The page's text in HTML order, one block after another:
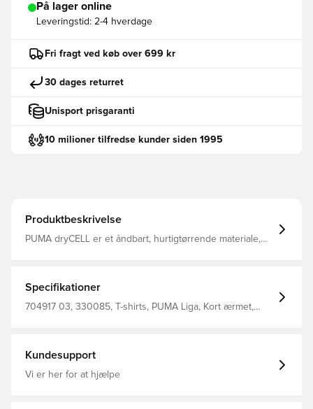
På lager online
Leveringstid: 2-4 hverdage
Fri fragt ved køb over 699 kr
30 dages returret
Unisport prisgaranti
10 milioner tilfredse kunder siden 1995
Produktbeskrivelse
PUMA dryCELL er et åndbart, hurtigtørrende materiale,
fit Fremstillet i 100% polyester.
Specifikationer
704917 03, 330085, T-shirts, PUMA Liga, Kort ærmet,
Kundesupport
Vi er her for at hjælpe